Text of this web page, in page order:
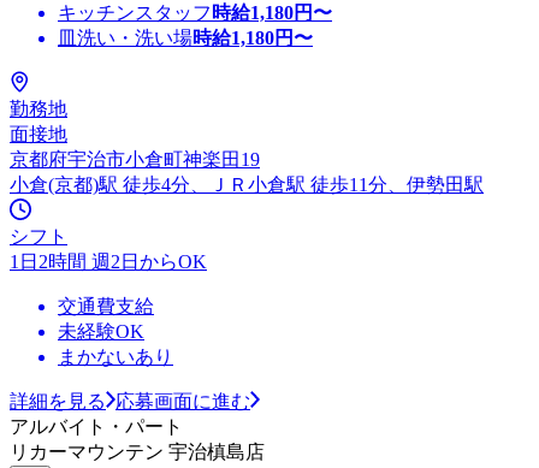
キッチンスタッフ 時給1,180円〜
皿洗い・洗い場時給1,180円〜
勤務地
面接地
京都府宇治市小倉町神楽田19
小倉(京都)駅 徒歩4分、ＪＲ小倉駅 徒歩11分、伊勢田駅
シフト
1日2時間 週2日からOK
交通費支給
未経験OK
まかないあり
詳細を見る
応募画面に進む
アルバイト・パート
リカーマウンテン 宇治槙島店